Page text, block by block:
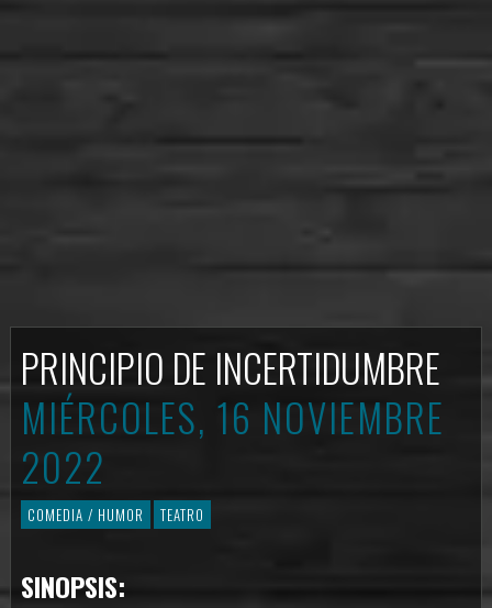
PRINCIPIO DE INCERTIDUMBRE
MIÉRCOLES, 16 NOVIEMBRE
2022
COMEDIA / HUMOR TEATRO
SINOPSIS: